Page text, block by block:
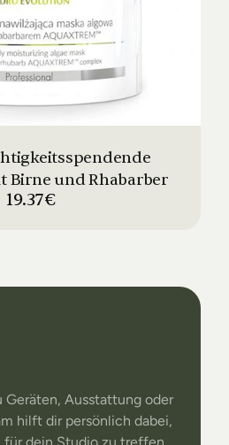
Birne und Rhabarber
19.37€
Geräten, Ausstattung oder
hilft dir persönlich dabei,